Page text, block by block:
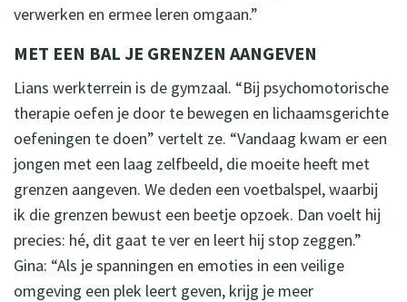
verwerken en ermee leren omgaan.”
MET EEN BAL JE GRENZEN AANGEVEN
Lians werkterrein is de gymzaal. “Bij psychomotorische
therapie oefen je door te bewegen en lichaamsgerichte
oefeningen te doen” vertelt ze. “Vandaag kwam er een
jongen met een laag zelfbeeld, die moeite heeft met
grenzen aangeven. We deden een voetbalspel, waarbij
ik die grenzen bewust een beetje opzoek. Dan voelt hij
precies: hé, dit gaat te ver en leert hij stop zeggen.”
Gina: “Als je spanningen en emoties in een veilige
omgeving een plek leert geven, krijg je meer